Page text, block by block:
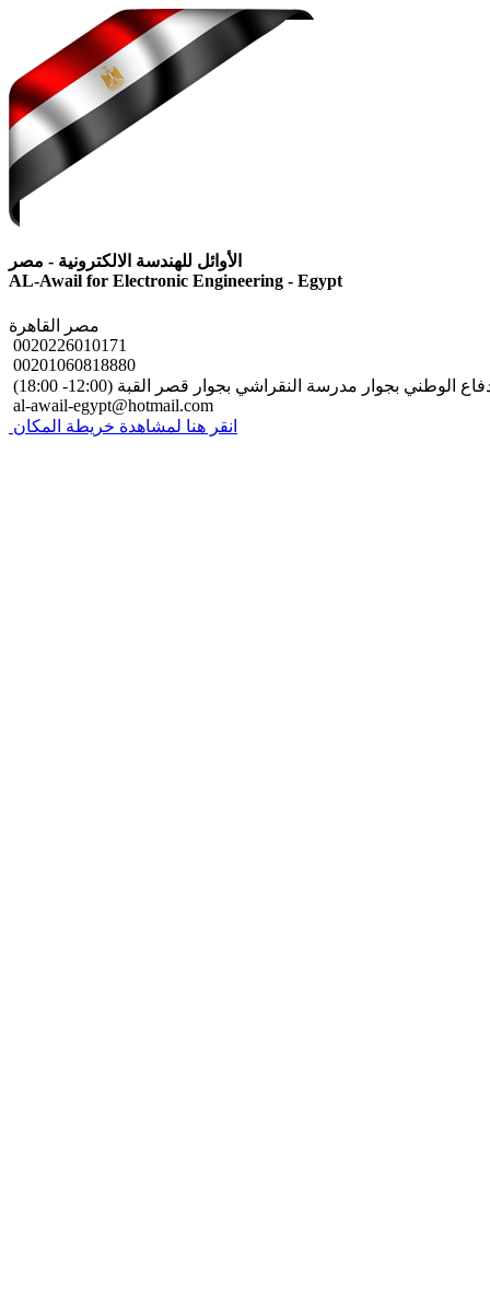
الأوائل للهندسة الالكترونية - مصر
AL-Awail for Electronic Engineering - Egypt
مصر
القاهرة
0020226010171
00201060818880
al-awail-egypt@hotmail.com
انقر هنا لمشاهدة خريطة المكان